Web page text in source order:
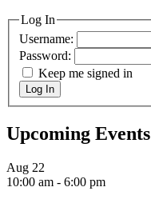
Log In
Username:
Password:
Keep me signed in
Log In
Upcoming Events
Aug 22
10:00 am - 6:00 pm